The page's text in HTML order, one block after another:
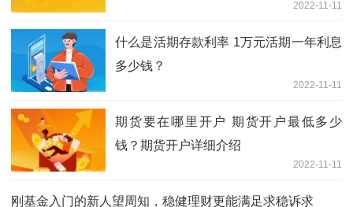
2022-11-11
什么是活期存款利率 1万元活期一年利息
多少钱？
2022-11-11
期货要在哪里开户 期货开户最低多少
钱？期货开户详细介绍
2022-11-11
刚基金入门的新人望周知，稳健理财更能满足求稳诉求